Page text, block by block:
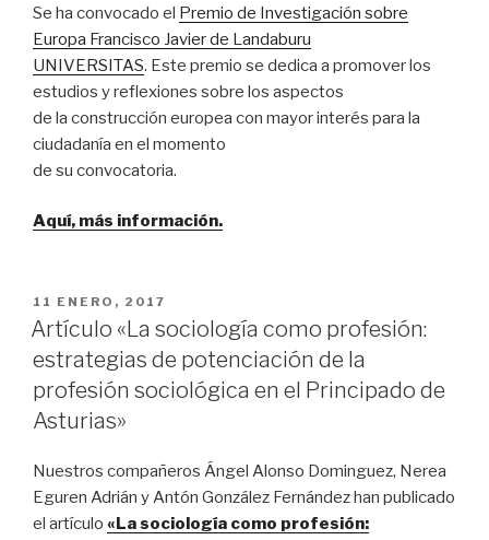
Se ha convocado el Premio de Investigación sobre
Europa Francisco Javier de Landaburu
UNIVERSITAS. Este premio se dedica a promover los
estudios y reflexiones sobre los aspectos
de la construcción europea con mayor interés para la
ciudadanía en el momento
de su convocatoria.
Aquí, más información.
PUBLICADO
EL
11 ENERO, 2017
Artículo «La sociología como profesión:
estrategias de potenciación de la
profesión sociológica en el Principado de
Asturias»
Nuestros compañeros Ángel Alonso Dominguez, Nerea
Eguren Adrián y Antón González Fernández han publicado
el artículo «La sociología como profesión: